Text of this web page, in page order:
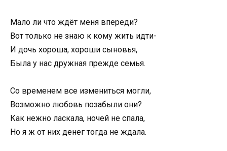
Мало ли что ждёт меня впереди?
Вот только не знаю к кому жить идти-
И дочь хороша, хороши сыновья,
Была у нас дружная прежде семья.
Со временем все измениться могли,
Возможно любовь позабыли они?
Как нежно ласкала, ночей не спала,
Но я ж от них денег тогда не ждала.